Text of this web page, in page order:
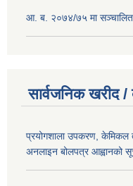
आ. ब. २०७४/७५ मा सञ्चालित
सार्वजनिक खरीद
प्रयोगशाला उपकरण, केमिकल
अनलाइन बोलपत्र आह्वानको